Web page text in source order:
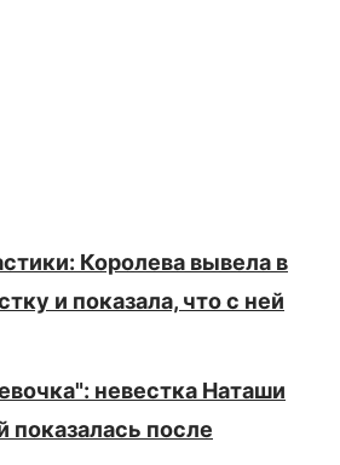
Королева вывела в
и показала, что с ней
невестка Наташи
показалась после